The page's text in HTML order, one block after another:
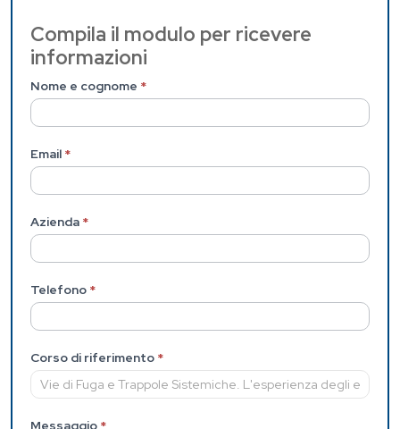
Contattaci
(Pagina
interna)
Compila il modulo per ricevere
informazioni
Nome e cognome *
Email *
Azienda *
Telefono *
Corso di riferimento *